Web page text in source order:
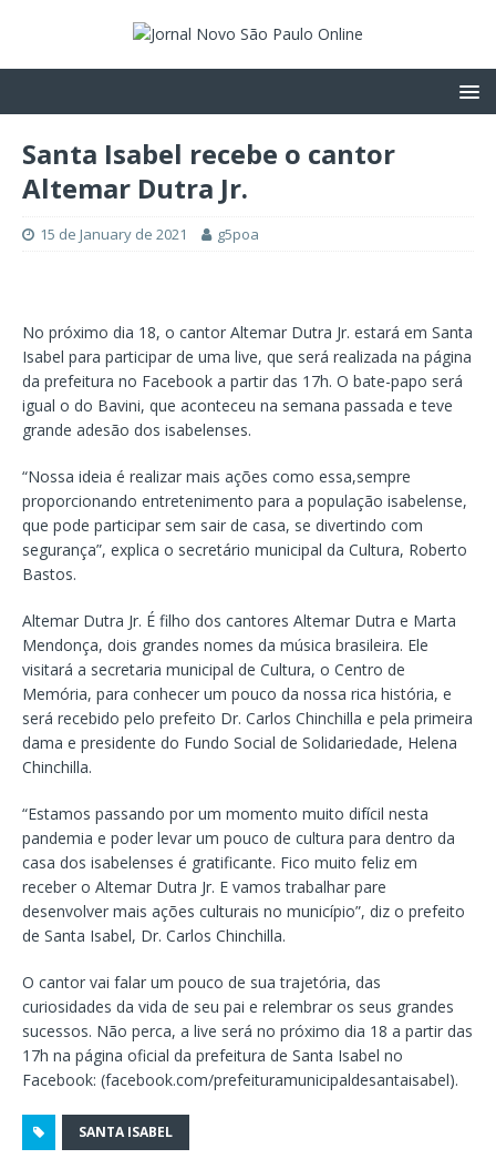
Santa Isabel recebe o cantor
Altemar Dutra Jr.
15 de January de 2021 g5poa
No próximo dia 18, o cantor Altemar Dutra Jr. estará em Santa
Isabel para participar de uma live, que será realizada na página
da prefeitura no Facebook a partir das 17h. O bate-papo será
igual o do Bavini, que aconteceu na semana passada e teve
grande adesão dos isabelenses.
“Nossa ideia é realizar mais ações como essa,sempre
proporcionando entretenimento para a população isabelense,
que pode participar sem sair de casa, se divertindo com
segurança”, explica o secretário municipal da Cultura, Roberto
Bastos.
Altemar Dutra Jr. É filho dos cantores Altemar Dutra e Marta
Mendonça, dois grandes nomes da música brasileira. Ele
visitará a secretaria municipal de Cultura, o Centro de
Memória, para conhecer um pouco da nossa rica história, e
será recebido pelo prefeito Dr. Carlos Chinchilla e pela primeira
dama e presidente do Fundo Social de Solidariedade, Helena
Chinchilla.
“Estamos passando por um momento muito difícil nesta
pandemia e poder levar um pouco de cultura para dentro da
casa dos isabelenses é gratificante. Fico muito feliz em
receber o Altemar Dutra Jr. E vamos trabalhar pare
desenvolver mais ações culturais no município”, diz o prefeito
de Santa Isabel, Dr. Carlos Chinchilla.
O cantor vai falar um pouco de sua trajetória, das
curiosidades da vida de seu pai e relembrar os seus grandes
sucessos. Não perca, a live será no próximo dia 18 a partir das
17h na página oficial da prefeitura de Santa Isabel no
Facebook: (facebook.com/prefeituramunicipaldesantaisabel).
SANTA ISABEL